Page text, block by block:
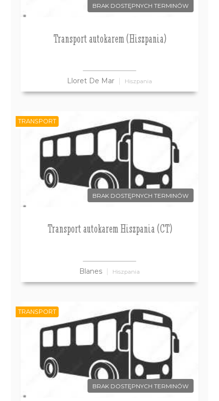
BRAK DOSTĘPNYCH TERMINÓW
Transport autokarem (Hiszpania)
Lloret De Mar Hiszpania
BRAK DOSTĘPNYCH TERMINÓW
Transport autokarem Hiszpania (CT)
Blanes Hiszpania
TRANSPORT
BRAK DOSTĘPNYCH TERMINÓW
TRANSPORT